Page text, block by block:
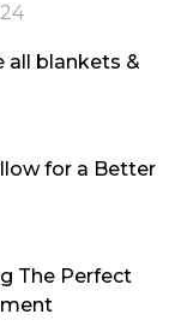
all blankets &
for a Better
The Perfect